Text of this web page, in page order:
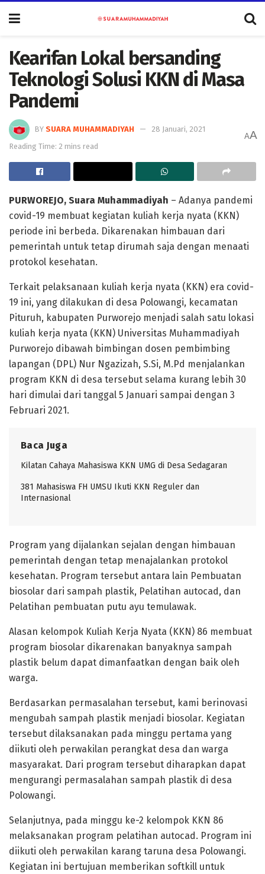
Kearifan Lokal bersanding
Teknologi Solusi KKN di Masa
Pandemi
BY SUARA MUHAMMADIYAH
28 Januari, 2021
Reading Time: 2 mins read
AA
PURWOREJO, Suara Muhammadiyah – Adanya pandemi
covid-19 membuat kegiatan kuliah kerja nyata (KKN)
periode ini berbeda. Dikarenakan himbauan dari
pemerintah untuk tetap dirumah saja dengan menaati
protokol kesehatan.
‌Terkait pelaksanaan kuliah kerja nyata (KKN) era covid-
19 ini, yang dilakukan di desa Polowangi, kecamatan
Pituruh, kabupaten Purworejo menjadi salah satu lokasi
kuliah kerja nyata (KKN) Universitas Muhammadiyah
Purworejo dibawah bimbingan dosen pembimbing
lapangan (DPL) Nur Ngazizah, S.Si, M.Pd menjalankan
program KKN di desa tersebut selama kurang lebih 30
hari dimulai dari tanggal 5 Januari sampai dengan 3
Februari 2021.
Baca Juga
Kilatan Cahaya Mahasiswa KKN UMG di Desa Sedagaran
381 Mahasiswa FH UMSU Ikuti KKN Reguler dan
Internasional
Program yang dijalankan sejalan dengan himbauan
pemerintah dengan tetap menajalankan protokol
kesehatan. Program tersebut antara lain Pembuatan
biosolar dari sampah plastik, Pelatihan autocad, dan
Pelatihan pembuatan putu ayu temulawak.
Alasan kelompok Kuliah Kerja Nyata (KKN) 86 membuat
program biosolar dikarenakan banyaknya sampah
plastik belum dapat dimanfaatkan dengan baik oleh
warga.
Berdasarkan permasalahan tersebut, kami berinovasi
mengubah sampah plastik menjadi biosolar. Kegiatan
tersebut dilaksanakan pada minggu pertama yang
diikuti oleh perwakilan perangkat desa dan warga
masyarakat. Dari program tersebut diharapkan dapat
mengurangi permasalahan sampah plastik di desa
Polowangi.
Selanjutnya, pada minggu ke-2 kelompok KKN 86
melaksanakan program pelatihan autocad. Program ini
diikuti oleh perwakilan karang taruna desa Polowangi.
Kegiatan ini bertujuan memberikan softkill untuk